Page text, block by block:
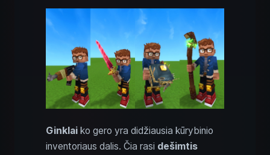
Ginklai ko gero yra didžiausia kūrybinio
inventoriaus dalis. Čia rasi dešimtis